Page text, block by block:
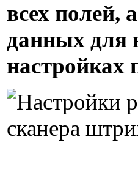
всех полей,
данных для